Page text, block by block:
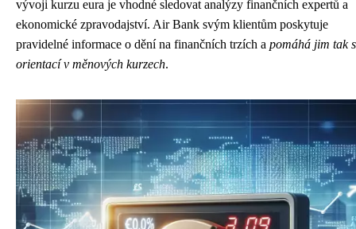
vývoji kurzu eura je vhodné sledovat analýzy finančních expertů a
ekonomické zpravodajství. Air Bank svým klientům poskytuje
pravidelné informace o dění na finančních trzích a pomáhá jim tak s
orientací v měnových kurzech.